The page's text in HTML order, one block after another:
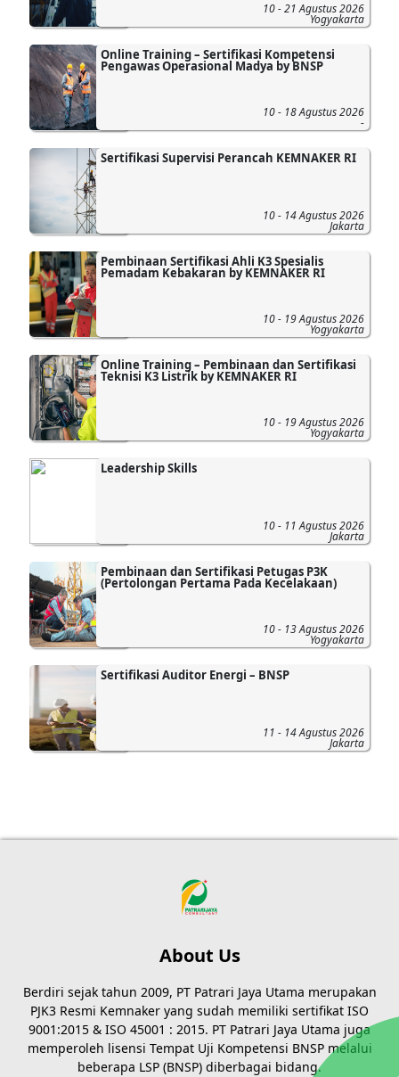
10 - 21 Agustus 2026
Yogyakarta
Online Training – Sertifikasi Kompetensi
Pengawas Operasional Madya by BNSP
10 - 18 Agustus 2026
-
Sertifikasi Supervisi Perancah KEMNAKER RI
10 - 14 Agustus 2026
Jakarta
Pembinaan Sertifikasi Ahli K3 Spesialis
Pemadam Kebakaran by KEMNAKER RI
10 - 19 Agustus 2026
Yogyakarta
Online Training – Pembinaan dan Sertifikasi
Teknisi K3 Listrik by KEMNAKER RI
10 - 19 Agustus 2026
Yogyakarta
Leadership Skills
10 - 11 Agustus 2026
Jakarta
Pembinaan dan Sertifikasi Petugas P3K
(Pertolongan Pertama Pada Kecelakaan)
10 - 13 Agustus 2026
Yogyakarta
Sertifikasi Auditor Energi – BNSP
11 - 14 Agustus 2026
Jakarta
About Us
Berdiri sejak tahun 2009, PT Patrari Jaya Utama merupakan
PJK3 Resmi Kemnaker yang sudah memiliki sertifikat ISO
9001:2015 & ISO 45001 : 2015. PT Patrari Jaya Utama juga
memperoleh lisensi Tempat Uji Kompetensi BNSP melalui
beberapa LSP (BNSP) diberbagai bidang.